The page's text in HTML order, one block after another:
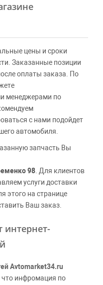
цены и сроки
Заказанные позиции
оплаты заказа. По
менеджерами по
с нами подойдет
автомобиля.
запчасть Вы
98 . Для клиентов
услуги доставки
этого на странице
Ваш заказ.
Avtomarket34.ru
что инфромация по